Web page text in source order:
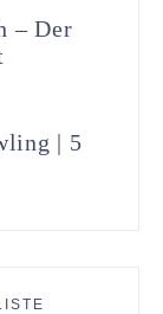
– Der
| 5